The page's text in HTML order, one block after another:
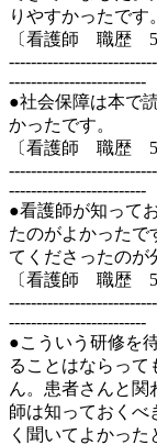
りやすかったです。
〔看護師 職歴 5
-------------------------
●社会保障は本で
かったです。
〔看護師 職歴 5
-------------------------
●看護師が知って
たのがよかったで
てくださったのが
〔看護師 職歴 5
-------------------------
●こういう研修を
ることはならって
ん。患者さんと関
師は知っておくべ
く聞いてよかっ